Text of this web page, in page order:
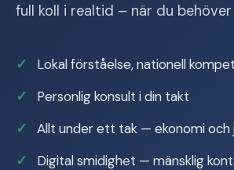
full koll i realtid – när du
Lokal förståelse, nationell
Personlig konsult i din takt
Allt under ett tak — ekonomi och
Digital smidighet — mänsklig